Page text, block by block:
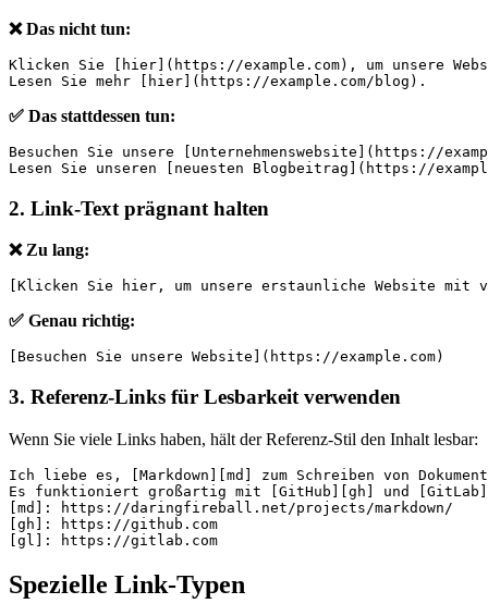
❌ Das nicht tun:
Klicken Sie [hier](https://example.com), um unsere
Lesen Sie mehr [hier](https://example.com/blog).
✅ Das stattdessen tun:
Besuchen Sie unsere [Unternehmenswebsite](https://
Lesen Sie unseren [neuesten Blogbeitrag](https://
2. Link-Text prägnant halten
❌ Zu lang:
[Klicken Sie hier, um unsere erstaunliche Website
✅ Genau richtig:
[Besuchen Sie unsere Website](https://example.com)
3. Referenz-Links für Lesbarkeit verwenden
Wenn Sie viele Links haben, hält der Referenz-Stil den Inhalt lesbar:
Ich liebe es, [Markdown][md] zum Schreiben von
Es funktioniert großartig mit [GitHub][gh] und
[md]: https://daringfireball.net/projects/markdown/
[gh]: https://github.com
[gl]: https://gitlab.com
Spezielle Link-Typen